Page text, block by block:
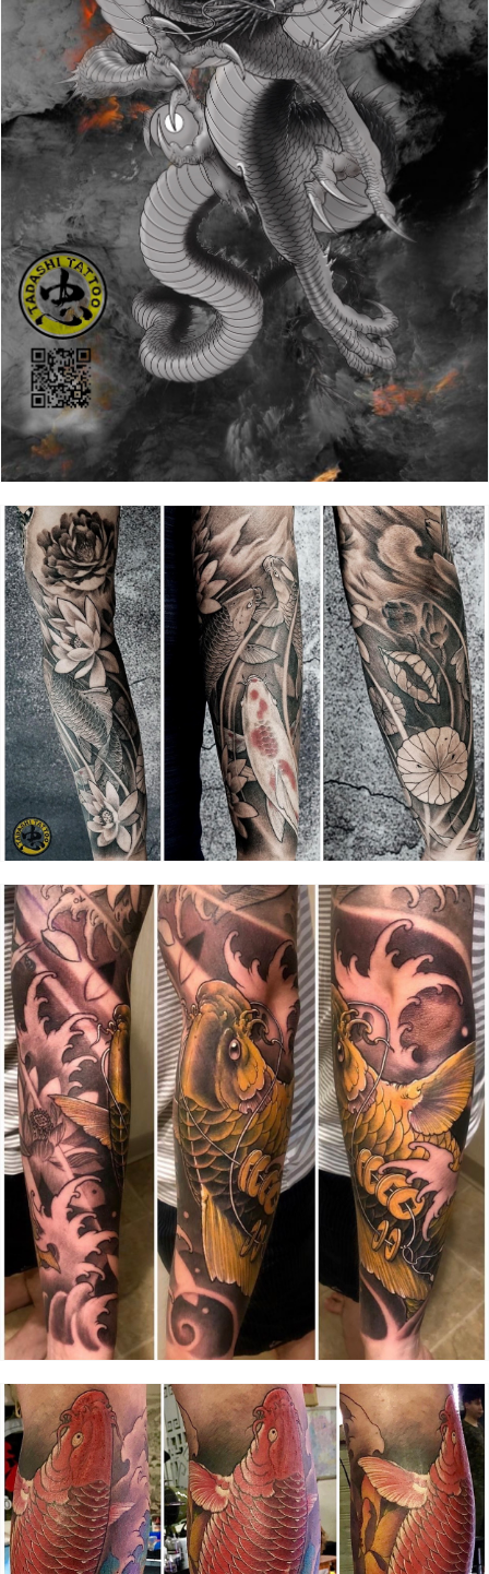
Tổng biên tập: Nguyễn Ngọc Toàn
Phó tổng biên tập thường trực: Hải Thành
Phó tổng biên tập: Lâm Hiếu Dũng
Phó tổng biên tập: Trần Việt Hưng
Tổng thư ký tòa soạn: Đức Trung
Giấy phép xuất bản số 110/GP - BTTTT cấp ngày 24.3.2020
© 2003-2026 Bản quyền thuộc về Báo Thanh Niên. Cấm sao
chép dưới mọi hình thức nếu không có sự chấp thuận bằng văn
bản. Phát triển bởi ePi Technologies, JSC.